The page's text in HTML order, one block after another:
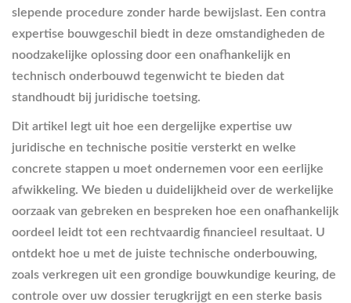
slepende procedure zonder harde bewijslast. Een contra
expertise bouwgeschil biedt in deze omstandigheden de
noodzakelijke oplossing door een onafhankelijk en
technisch onderbouwd tegenwicht te bieden dat
standhoudt bij juridische toetsing.
Dit artikel legt uit hoe een dergelijke expertise uw
juridische en technische positie versterkt en welke
concrete stappen u moet ondernemen voor een eerlijke
afwikkeling. We bieden u duidelijkheid over de werkelijke
oorzaak van gebreken en bespreken hoe een onafhankelijk
oordeel leidt tot een rechtvaardig financieel resultaat. U
ontdekt hoe u met de juiste technische onderbouwing,
zoals verkregen uit een grondige bouwkundige keuring, de
controle over uw dossier terugkrijgt en een sterke basis